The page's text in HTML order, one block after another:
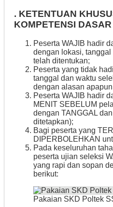
. KETENTUAN
KOMPETENSI DASAR
Peserta WAJIB hadir
dengan lokasi,
telah ditentukan;
Peserta yang tidak
tanggal dan waktu
dengan alasan
Peserta WAJIB hadir
MENIT SEBELUM
dengan TANGGAL
ditetapkan);
Bagi peserta yang
DIPERBOLEHKAN
Pada keseluruhan
peserta ujian seleksi
yang rapi dan sopan
berikut:
Pakaian SKD Poltek